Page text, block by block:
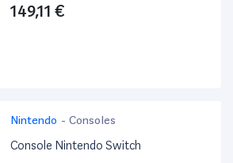
149,11 €
Nintendo - Consoles
Console Nintendo Switch